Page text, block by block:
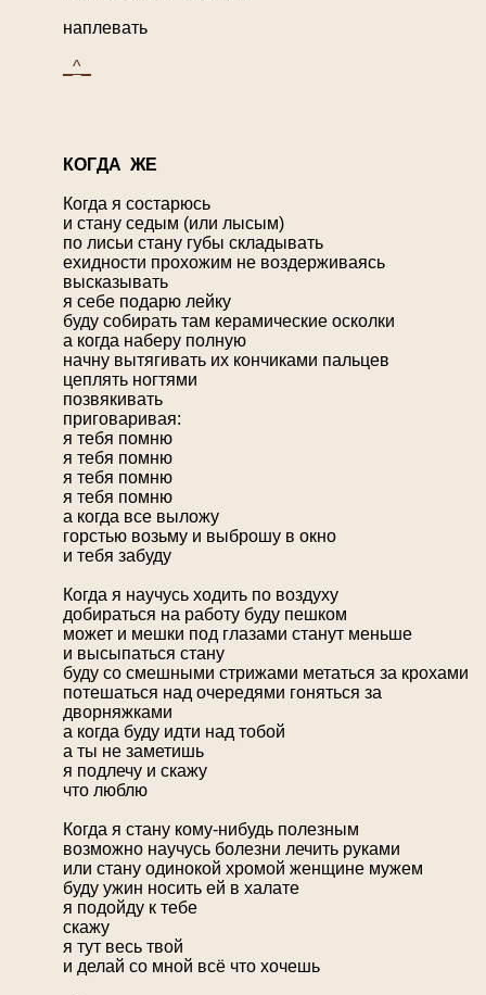
наплевать
_^_
КОГДА ЖЕ
Когда я состарюсь
и стану седым (или лысым)
по лисьи стану губы складывать
ехидности прохожим не воздерживаясь
высказывать
я себе подарю лейку
буду собирать там керамические осколки
а когда наберу полную
начну вытягивать их кончиками пальцев
цеплять ногтями
позвякивать
приговаривая:
я тебя помню
я тебя помню
я тебя помню
я тебя помню
а когда все выложу
горстью возьму и выброшу в окно
и тебя забуду
Когда я научусь ходить по воздуху
добираться на работу буду пешком
может и мешки под глазами станут меньше
и высыпаться стану
буду со смешными стрижами метаться за крохами
потешаться над очередями гоняться за
дворняжками
а когда буду идти над тобой
а ты не заметишь
я подлечу и скажу
что люблю
Когда я стану кому-нибудь полезным
возможно научусь болезни лечить руками
или стану одинокой хромой женщине мужем
буду ужин носить ей в халате
я подойду к тебе
скажу
я тут весь твой
и делай со мной всё что хочешь